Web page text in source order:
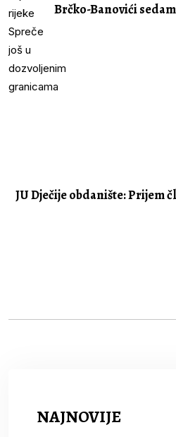
Brčko-Banovići
JU Dječije obdanište: Prijem
NAJNOVIJE